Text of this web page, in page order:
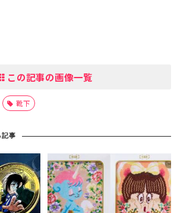
この記事の画像一覧
靴下
事